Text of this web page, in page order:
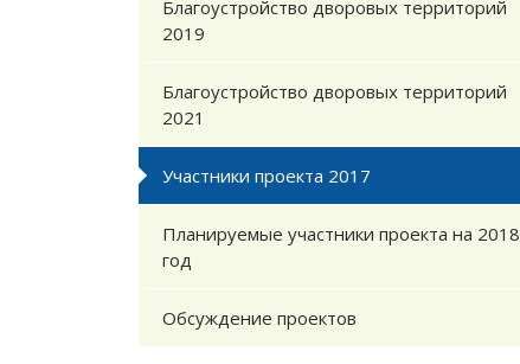
Благоустройство дворовых территорий
2019
Благоустройство дворовых территорий
2021
Участники проекта 2017
Планируемые участники проекта на 2018
год
Обсуждение проектов